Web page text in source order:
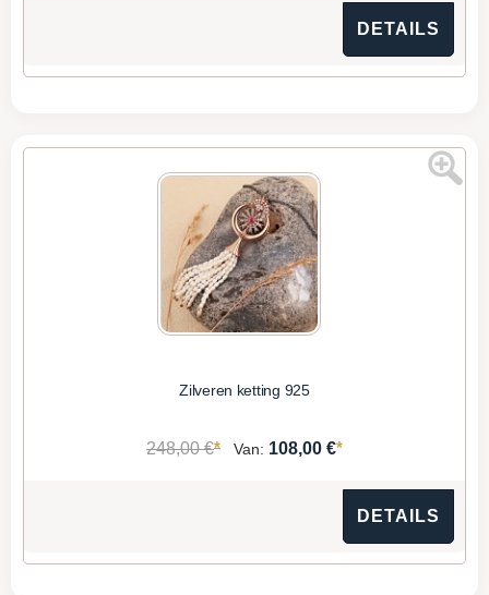
DETAILS
Zilveren ketting 925
248,00 €* Van: 108,00 €*
DETAILS